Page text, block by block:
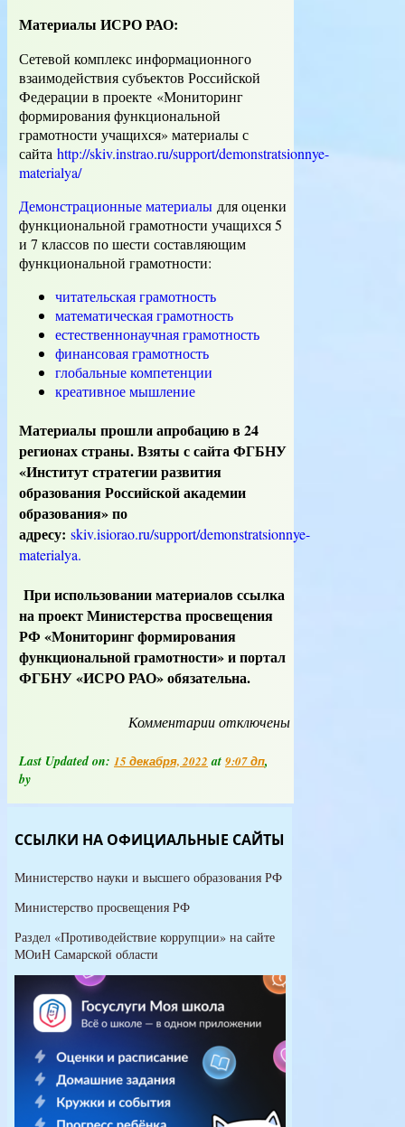
Материалы ИСРО РАО:
Сетевой комплекс информационного
взаимодействия субъектов Российской
Федерации в проекте «Мониторинг
формирования функциональной
грамотности учащихся» материалы с
сайта http://skiv.instrao.ru/support/demonstratsionnye-
materialya/
Демонстрационные материалы для оценки
функциональной грамотности учащихся 5
и 7 классов по шести составляющим
функциональной грамотности:
читательская грамотность
математическая грамотность
естественнонаучная грамотность
финансовая грамотность
глобальные компетенции
креативное мышление
Материалы прошли апробацию в 24
регионах страны. Взяты с сайта ФГБНУ
«Институт стратегии развития
образования Российской академии
образования» по
адресу: skiv.isiorao.ru/support/demonstratsionnye-
materialya.
При использовании материалов ссылка
на проект Министерства просвещения
РФ «Мониторинг формирования
функциональной грамотности» и портал
ФГБНУ «ИСРО РАО» обязательна.
Комментариик
Функциональная
отключены
Last Updated on: 15 декабря, 2022 at 9:07 дп,
by
ССЫЛКИ НА ОФИЦИАЛЬНЫЕ САЙТЫ
Министерство науки и высшего образования РФ
Министерство просвещения РФ
Раздел «Противодействие коррупции» на сайте
МОиН Самарской области